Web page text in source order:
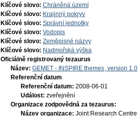
Klíčové slovo: Chráněná území
Klíčové slovo: Krajinný pokryv
Klíčové slovo: Správní jednotky
Klíčové slovo: Vodopis
Klíčové slovo: Zeměpisné názvy
Klíčové slovo: Nadmořská výška
Oficiálně registrovaný tezaurus
Název: GEMET - INSPIRE themes, version 1.0
Referenční datum
Referenční datum: 2008-06-01
Událost: zveřejnění
Organizace zodpovědná za tezaurus:
Název organizace: Joint Research Centre